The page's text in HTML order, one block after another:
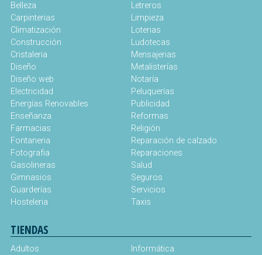
Belleza
Carpinterias
Climatización
Construcción
Cristaleria
Diseño
Diseño web
Electricidad
Energías Renovables
Enseñanza
Farmacias
Fontaneria
Fotografia
Gasolineras
Gimnasios
Guarderías
Hosteleria
Letreros
Limpieza
Loterias
Ludotecas
Mensajerias
Metalisterías
Notaría
Peluquerías
Publicidad
Reformas
Religión
Reparación de calzado
Reparaciones
Salud
Seguros
Servicios
Taxis
TIENDAS
Adultos
Informática